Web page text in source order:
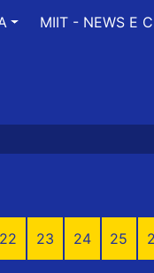
MIIT - NEWS E
22 23 24 25